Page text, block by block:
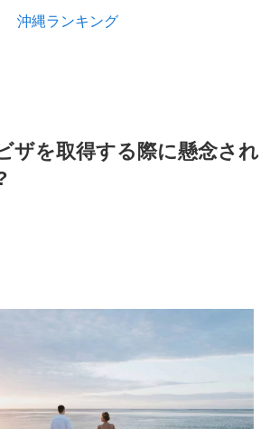
沖縄ランキング
ザを取得する際に懸念され